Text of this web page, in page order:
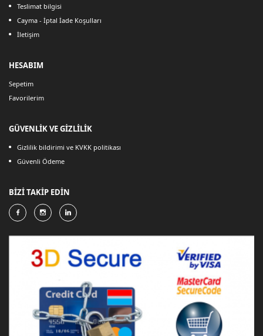
Teslimat bilgisi
Cayma - İptal İade Koşulları
İletişim
HESABIM
Sepetim
Favorilerim
GÜVENLİK VE GİZLİLİK
Gizlilik bildirimi ve KVKK politikası
Güvenli Ödeme
BİZİ TAKİP EDİN